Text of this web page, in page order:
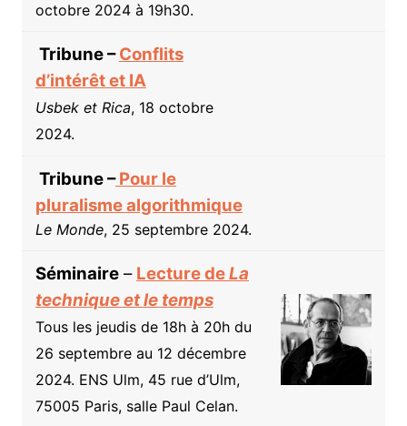
octobre 2024 à 19h30.
Tribune –Conflits
d’intérêt et IA
Usbek et Rica, 18 octobre
2024.
Tribune –Pour le
pluralisme algorithmique
Le Monde, 25 septembre 2024.
Séminaire– Lecture deLa
technique et le temps
Tous les jeudis de 18h à 20h du
26 septembre au 12 décembre
2024. ENS Ulm, 45 rue d’Ulm,
75005 Paris, salle Paul Celan.